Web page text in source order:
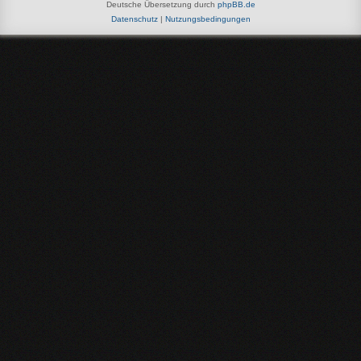
Deutsche Übersetzung durch phpBB.de
Datenschutz| Nutzungsbedingungen